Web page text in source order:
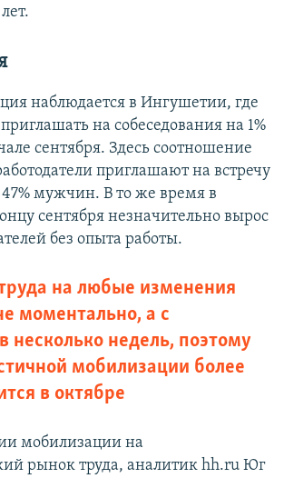
наблюдается в Ингушетии, где
на собеседования на 1%
сентября. Здесь соотношение
приглашают на встречу
мужчин. В то же время в
сентября незначительно вырос
без опыта работы.
на любые изменения
моментально, а с
несколько недель, поэтому
мобилизации более
в октябре
мобилизации на
рынок труда, аналитик hh.ru Юг